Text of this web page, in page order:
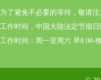
为了避免不必要的等待，敬请
工作时间，中国大陆法定节假日
工作时间：周一至周六 早8:00-